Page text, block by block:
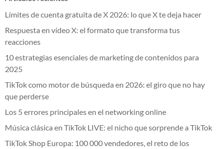
Límites de cuenta gratuita de X 2026: lo que X te deja hacer
Respuesta en vídeo X: el formato que transforma tus
reacciones
10 estrategias esenciales de marketing de contenidos para
2025
TikTok como motor de búsqueda en 2026: el giro que no hay
que perderse
Los 5 errores principales en el networking online
Música clásica en TikTok LIVE: el nicho que sorprende a TikTok
TikTok Shop Europa: 100 000 vendedores, el reto de los